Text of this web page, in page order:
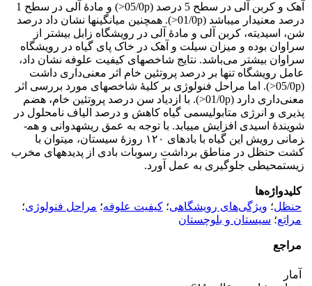
آهک و کربن آلی در سطح 5 درصد (05/0p<) و مادۀ آلی در سطح 1
درصد معنی­دار می­باشد (01/0p<). همچنین میانگین­ها نشان داد درصد
شن، اسیدیته، کربن آلی و مادۀ آلی در رویشگاه زابل بیشتر از
سراوان بوده و میزان سیلت و آهک در خاک پای گیاه در رویشگاه
سراوان بیشتر می‌باشد. نتایج شاخص­های کیفیت علوفه نشان داد،
عامل رویشگاه تنها بر درصد پروتئین خام اثر معنی‌داری داشت
(05/0p<). اما مراحل فنولوژی بر کلیۀ شاخص­های مورد بررسی اثر
معنی‌داری دارد (01/0p<). با ازدیاد سن درصد پروتئین خام، هضم
پذیری و انرژی متابولیسمی گیاه کاهش و درصد الیاف نامحلول در
شویندۀ اسیدی افزایش ‌می­یابد. با توجه به عمق ریشه­دوانی و هم­
زمانی رویش این گیاه با بادهای ۱۲۰ روزۀ سیستان، می­توان با
کشت حنظل در مناطق برداشت رسوبات بادی از پدیده­های مخرب
زیست­محیطی جلوگیری به عمل آورد.
کلیدواژه‌ها
حنظل؛ ویژگی‌های رویشگاهی؛ کیفیت علوفه؛ مراحل فنولوژی؛
مراتع؛ سیستان و بلوچستان
مراجع
آمار